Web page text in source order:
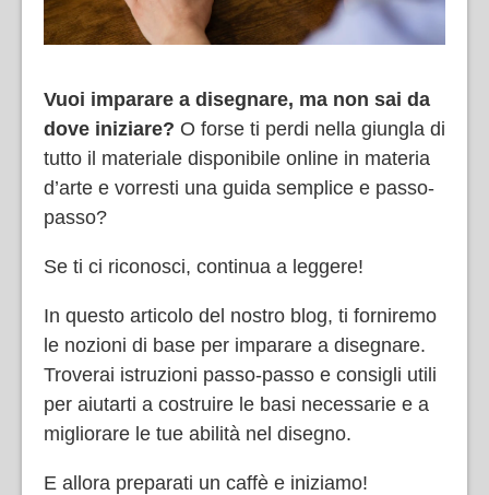
Vuoi imparare a disegnare, ma non sai da
dove iniziare? O forse ti perdi nella giungla di
tutto il materiale disponibile online in materia
d’arte e vorresti una guida semplice e passo-
passo?
Se ti ci riconosci, continua a leggere!
In questo articolo del nostro blog, ti forniremo
le nozioni di base per imparare a disegnare.
Troverai istruzioni passo-passo e consigli utili
per aiutarti a costruire le basi necessarie e a
migliorare le tue abilità nel disegno.
E allora preparati un caffè e iniziamo!